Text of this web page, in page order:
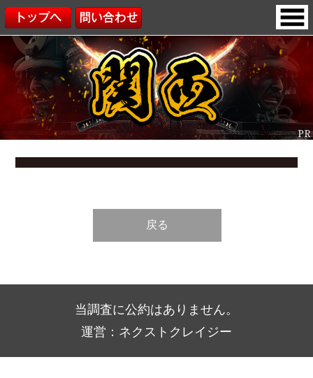
戻る
当調査に公約はありません。
運営：ネクストクレイジー